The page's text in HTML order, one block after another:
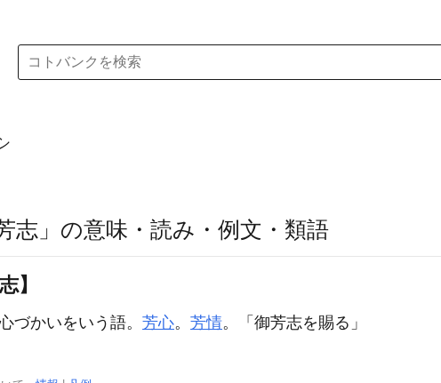
志」の意味・読み・例文・類語
】
づかいをいう語。 芳心。 芳情。「御芳志を賜る」